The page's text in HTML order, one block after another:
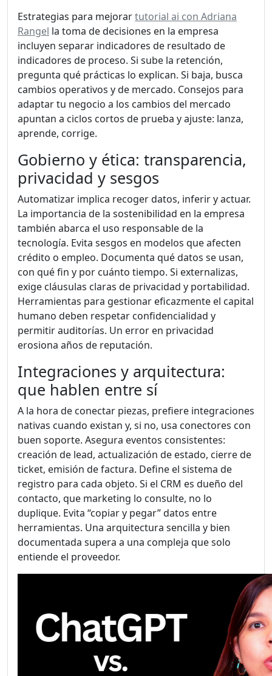
Estrategias para mejorartutorial ai con Adriana
Rangel la toma de decisiones en la empresa
incluyen separar indicadores de resultado de
indicadores de proceso. Si sube la retención,
pregunta qué prácticas lo explican. Si baja, busca
cambios operativos y de mercado. Consejos para
adaptar tu negocio a los cambios del mercado
apuntan a ciclos cortos de prueba y ajuste: lanza,
aprende, corrige.
Gobierno y ética: transparencia,
privacidad y sesgos
Automatizar implica recoger datos, inferir y actuar.
La importancia de la sostenibilidad en la empresa
también abarca el uso responsable de la
tecnología. Evita sesgos en modelos que afecten
crédito o empleo. Documenta qué datos se usan,
con qué fin y por cuánto tiempo. Si externalizas,
exige cláusulas claras de privacidad y portabilidad.
Herramientas para gestionar eficazmente el capital
humano deben respetar confidencialidad y
permitir auditorías. Un error en privacidad
erosiona años de reputación.
Integraciones y arquitectura:
que hablen entre sí
A la hora de conectar piezas, prefiere integraciones
nativas cuando existan y, si no, usa conectores con
buen soporte. Asegura eventos consistentes:
creación de lead, actualización de estado, cierre de
ticket, emisión de factura. Define el sistema de
registro para cada objeto. Si el CRM es dueño del
contacto, que marketing lo consulte, no lo
duplique. Evita “copiar y pegar” datos entre
herramientas. Una arquitectura sencilla y bien
documentada supera a una compleja que solo
entiende el proveedor.